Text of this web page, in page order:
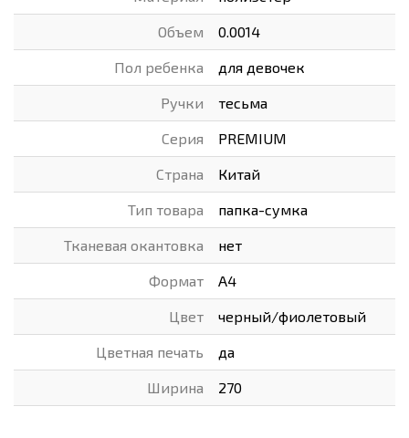
Объем 0.0014
Пол ребенка для девочек
Ручки тесьма
Серия PREMIUM
Страна Китай
Тип товара папка-сумка
Тканевая окантовка нет
Формат А4
Цвет черный/фиолетовый
Цветная печать да
Ширина 270